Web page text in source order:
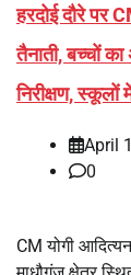
हरदोई दौरे पर
तैनाती, बच्चों
निरीक्षण, स्कूलों
April
0
CM योगी